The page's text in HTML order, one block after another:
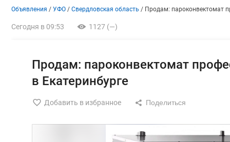
Объявление: Продам:
Информация о объявлении
Навигация и управление
Объявления УФО Свердловская область Продам: пароконвектомат
Сегодня в 09:53 1127 (—)
Продам: пароконвектомат
в Екатеринбурге
Добавить в избранное